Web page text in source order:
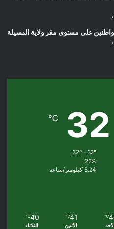
على مستوى مقر ولاية المسيلة
32
℃
32º - 32º
23%
5.24 كيلومتر/ساعة
℃
41
℃
الأثنين
40
℃
الثلاثاء